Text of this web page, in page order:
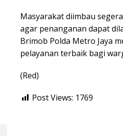
Masyarakat diimbau
agar penanganan dapat
Brimob Polda Metro Jaya
pelayanan terbaik bagi
(Red)
Post Views: 1769